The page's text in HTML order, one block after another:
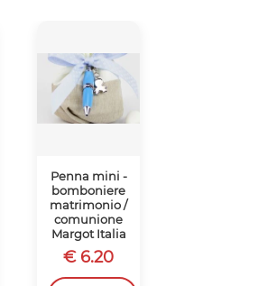
Penna mini -
bomboniere
matrimonio /
comunione
Margot Italia
€ 6.20